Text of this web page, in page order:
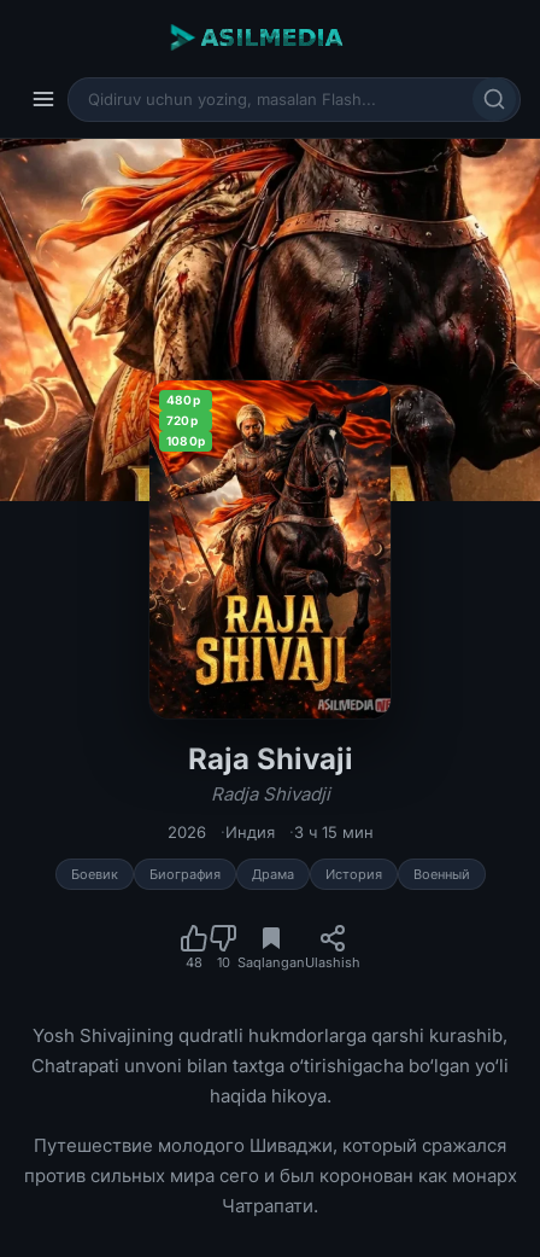
480p
720p
1080p
Raja Shivaji
Raja Shivaji / Radja Shivadji
Radja Shivadji
2026 Индия 3 ч 15 мин
Боевик Биография Драма История Военный
48 10 SaqlanganUlashish
Yosh Shivajining qudratli hukmdorlarga qarshi kurashib,
Chatrapati unvoni bilan taxtga o‘tirishigacha bo‘lgan yo‘li
haqida hikoya.
Путешествие молодого Шиваджи, который сражался
против сильных мира сего и был коронован как монарх
Чатрапати.